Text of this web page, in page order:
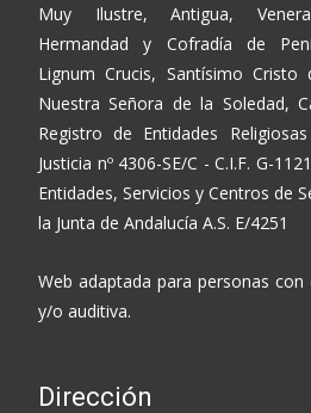
Muy Ilustre, Antigua,
Hermandad y Cofradía de
Lignum Crucis, Santísimo Cristo
Nuestra Señora de la Soledad,
Registro de Entidades
Justicia nº 4306-SE/C - C.I.F. G-
Entidades, Servicios y Centros de
la Junta de Andalucía A.S. E/4251
Web adaptada para personas con
y/o auditiva.
Dirección